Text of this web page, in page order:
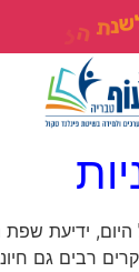
שנת ה
היום, ידיעת
רבים גם